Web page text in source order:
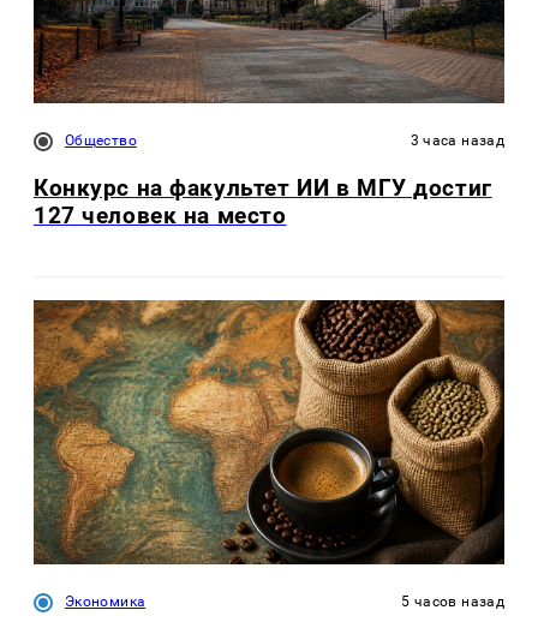
Общество 3 часа назад
Конкурс на факультет ИИ в МГУ достиг
127 человек на место
Экономика 5 часов назад